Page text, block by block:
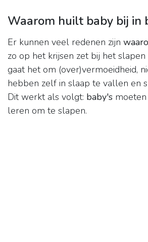
Waarom huilt baby bij in
Er kunnen veel redenen zijn
zo op het krijsen zet bij het
gaat het om (over)vermoeidheid,
hebben zelf in slaap te vallen en
Dit werkt als volgt: baby's
leren om te slapen.